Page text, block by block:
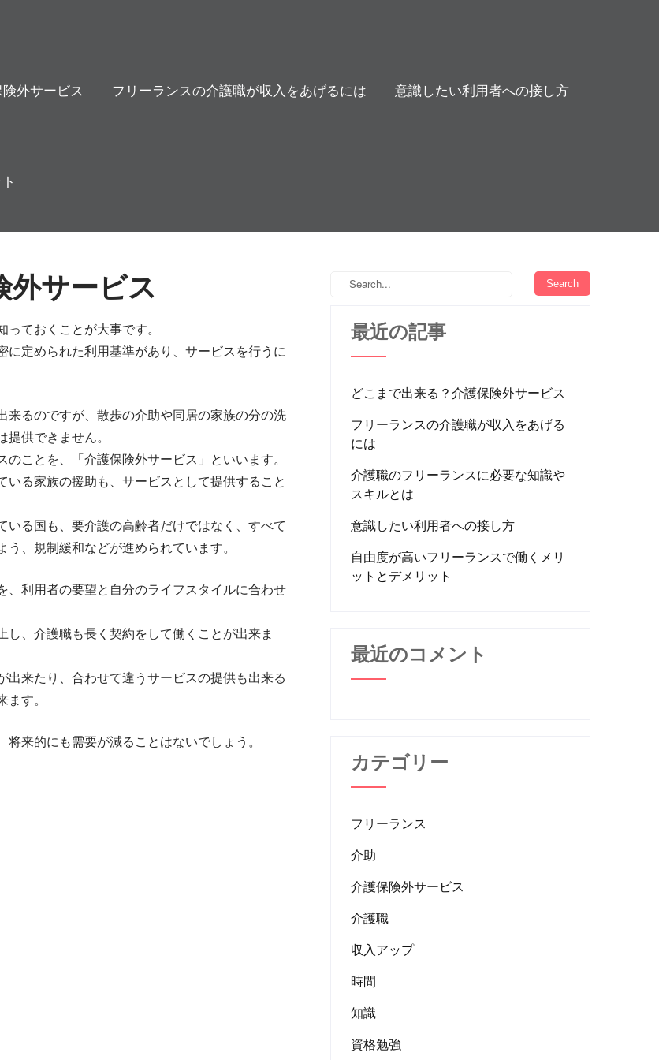
外サービス フリーランスの介護職が収入をあげるには 意識したい利用者への接し方
外サービス
ておくことが大事です。
に定められた利用基準があり、サービスを行うに
るのですが、散歩の介助や同居の家族の分の洗
供できません。
ことを、「介護保険外サービス」といいます。
る家族の援助も、サービスとして提供すること
る国も、要介護の高齢者だけではなく、すべて
、規制緩和などが進められています。
利用者の要望と自分のライフスタイルに合わせ
、介護職も長く契約をして働くことが出来ま
来たり、合わせて違うサービスの提供も出来る
す。
来的にも需要が減ることはないでしょう。
最近の記事
どこまで出来る？介護保険外サービス
フリーランスの介護職が収入をあげる
には
介護職のフリーランスに必要な知識や
スキルとは
意識したい利用者への接し方
自由度が高いフリーランスで働くメリ
ットとデメリット
最近のコメント
カテゴリー
フリーランス
介助
介護保険外サービス
介護職
収入アップ
時間
知識
資格勉強